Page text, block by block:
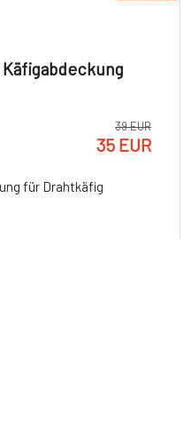
Käfigabdeckung
39 EUR
35 EUR
für Drahtkäfig